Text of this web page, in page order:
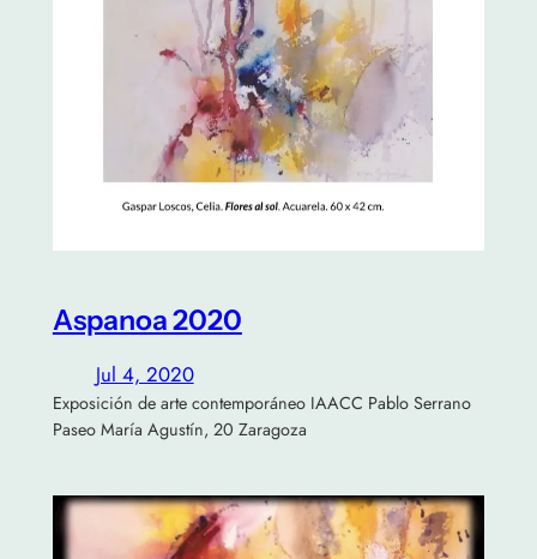
Aspanoa 2020
Jul 4, 2020
Exposición de arte contemporáneo IAACC Pablo Serrano
Paseo María Agustín, 20 Zaragoza